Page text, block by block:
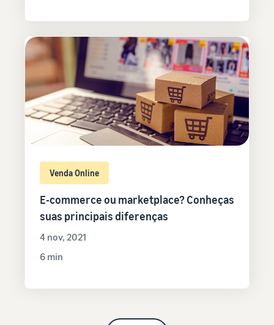
Venda Online
E-commerce ou marketplace? Conheças
suas principais diferenças
4 nov, 2021
6 min